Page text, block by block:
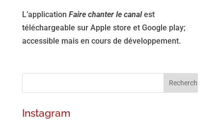
L’application Faire chanter le canal est
téléchargeable sur Apple store et Google play;
accessible mais en cours de développement.
Instagram